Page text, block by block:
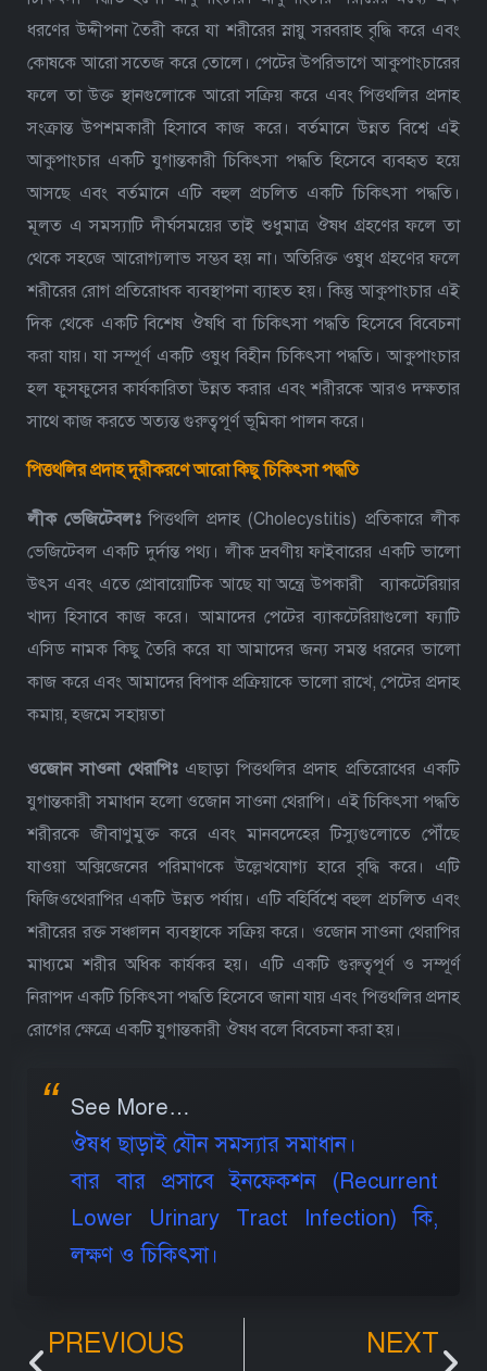
ধরণের উদ্দীপনা তৈরী করে যা শরীরের স্নায়ু সরবরাহ বৃদ্ধি করে এবং
কোষকে আরো সতেজ করে তোলে। পেটের উপরিভাগে আকুপাংচারের
ফলে তা উক্ত স্থানগুলোকে আরো সক্রিয় করে এবং পিত্তথলির প্রদাহ
সংক্রান্ত উপশমকারী হিসাবে কাজ করে। বর্তমানে উন্নত বিশ্বে এই
আকুপাংচার একটি যুগান্তকারী চিকিৎসা পদ্ধতি হিসেবে ব্যবহৃত হয়ে
আসছে এবং বর্তমানে এটি বহুল প্রচলিত একটি চিকিৎসা পদ্ধতি।
মূলত এ সমস্যাটি দীর্ঘসময়ের তাই শুধুমাত্র ঔষধ গ্রহণের ফলে তা
থেকে সহজে আরোগ্যলাভ সম্ভব হয় না। অতিরিক্ত ওষুধ গ্রহণের ফলে
শরীরের রোগ প্রতিরোধক ব্যবস্থাপনা ব্যাহত হয়। কিন্তু আকুপাংচার এই
দিক থেকে একটি বিশেষ ঔষধি বা চিকিৎসা পদ্ধতি হিসেবে বিবেচনা
করা যায়। যা সম্পূর্ণ একটি ওষুধ বিহীন চিকিৎসা পদ্ধতি। আকুপাংচার
হল ফুসফুসের কার্যকারিতা উন্নত করার এবং শরীরকে আরও দক্ষতার
সাথে কাজ করতে অত্যন্ত গুরুত্বপূর্ণ ভূমিকা পালন করে।
পিত্তথলির প্রদাহ দূরীকরণে আরো কিছু চিকিৎসা পদ্ধতি
লীকভেজিটেবলঃপিত্তথলি প্রদাহ (Cholecystitis) প্রতিকারে লীক
ভেজিটেবল একটি দুর্দান্ত পথ্য। লীক দ্রবণীয় ফাইবারের একটি ভালো
উৎস এবং এতে প্রোবায়োটিক আছে যা অন্ত্রে উপকারী ব্যাকটেরিয়ার
খাদ্য হিসাবে কাজ করে। আমাদের পেটের ব্যাকটেরিয়াগুলো ফ্যাটি
এসিড নামক কিছু তৈরি করে যা আমাদের জন্য সমস্ত ধরনের ভালো
কাজ করে এবং আমাদের বিপাক প্রক্রিয়াকে ভালো রাখে, পেটের প্রদাহ
কমায়, হজমে সহায়তা
ওজোনসাওনা থেরাপিঃ এছাড়া পিত্তথলির প্রদাহ প্রতিরোধের একটি
যুগান্তকারী সমাধান হলো ওজোন সাওনা থেরাপি। এই চিকিৎসা পদ্ধতি
শরীরকে জীবাণুমুক্ত করে এবং মানবদেহের টিস্যুগুলোতে পৌঁছে
যাওয়া অক্সিজেনের পরিমাণকে উল্লেখযোগ্য হারে বৃদ্ধি করে। এটি
ফিজিওথেরাপির একটি উন্নত পর্যায়। এটি বহির্বিশ্বে বহুল প্রচলিত এবং
শরীরের রক্ত সঞ্চালন ব্যবস্থাকে সক্রিয় করে। ওজোন সাওনা থেরাপির
মাধ্যমে শরীর অধিক কার্যকর হয়। এটি একটি গুরুত্বপূর্ণ ও সম্পূর্ণ
নিরাপদ একটি চিকিৎসা পদ্ধতি হিসেবে জানা যায় এবং পিত্তথলির প্রদাহ
রোগের ক্ষেত্রে একটি যুগান্তকারী ঔষধ বলে বিবেচনা করা হয়।
See More…
ঔষধ ছাড়াই যৌন সমস্যার সমাধান।
বার বার প্রসাবে ইনফেকশন (Recurrent
Lower Urinary Tract Infection) কি,
লক্ষণ ও চিকিৎসা।
PREVIOUS NEXT